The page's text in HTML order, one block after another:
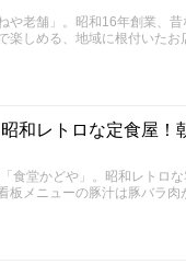
や老舗」。昭和16年創業、
しめる、地域に根付いたお
和レトロな定食屋！
食堂かどや」。昭和レトロな
板メニューの豚汁は豚バラ